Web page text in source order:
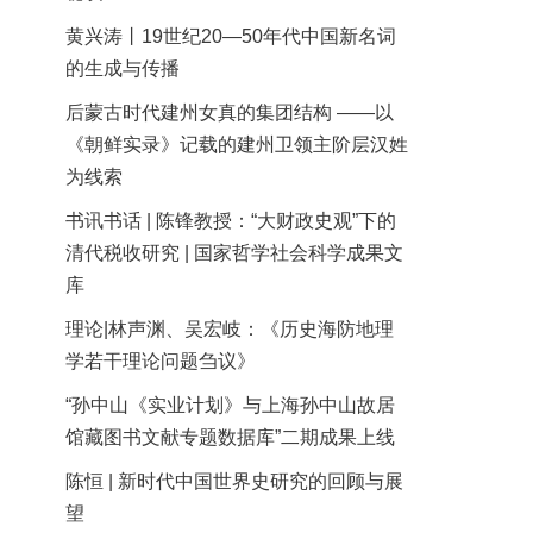
黄兴涛丨19世纪20—50年代中国新名词
的生成与传播
后蒙古时代建州女真的集团结构 ——以
《朝鲜实录》记载的建州卫领主阶层汉姓
为线索
书讯书话 | 陈锋教授：“大财政史观”下的
清代税收研究 | 国家哲学社会科学成果文
库
理论|林声渊、吴宏岐：《历史海防地理
学若干理论问题刍议》
“孙中山《实业计划》与上海孙中山故居
馆藏图书文献专题数据库”二期成果上线
陈恒 | 新时代中国世界史研究的回顾与展
望